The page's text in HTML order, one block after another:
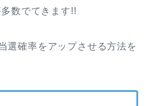
数でてきます!!
選確率をアップさせる方法を